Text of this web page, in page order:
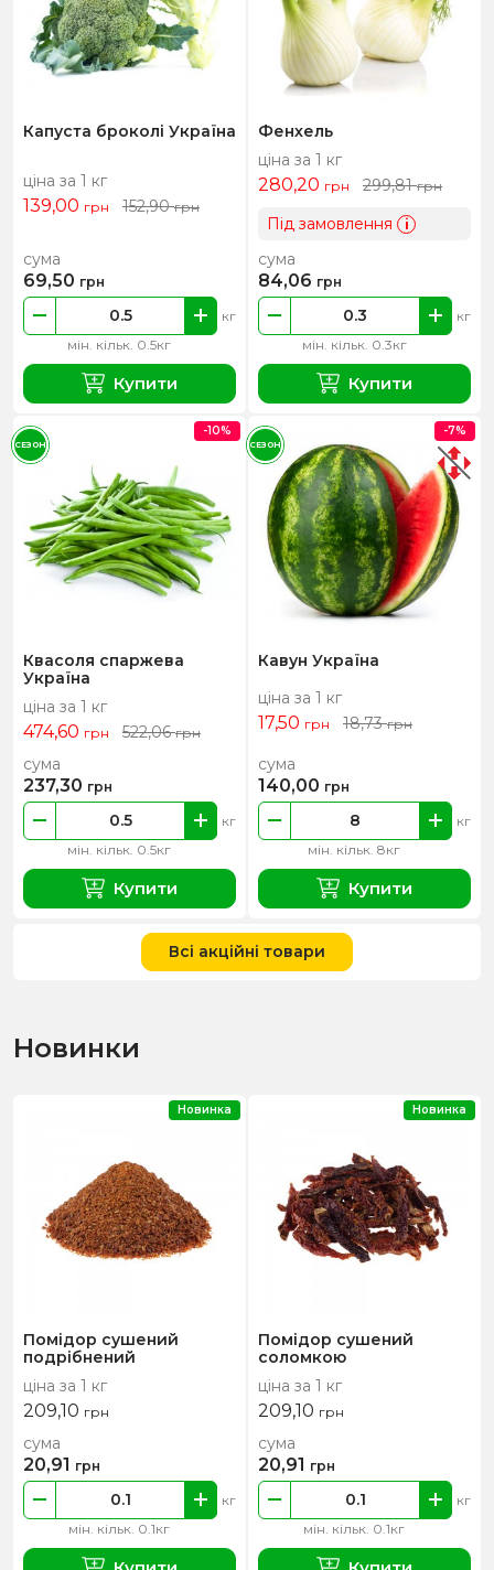
Капуста броколі Україна
ціна за 1 кг
139,00 грн 152,90грн
мін. кільк. 0.5кг
кг
сума
69,50 грн
Купити
Фенхель
ціна за 1 кг
280,20 грн 299,81грн
Під замовлення i
мін. кільк. 0.3кг
кг
сума
84,06 грн
Купити
Квасоля спаржева
Україна
ціна за 1 кг
474,60 грн 522,06грн
мін. кільк. 0.5кг
кг
сума
237,30 грн
Купити
-10%
СЕЗОН
Кавун Україна
ціна за 1 кг
17,50 грн 18,73грн
мін. кільк. 8кг
кг
сума
140,00 грн
Купити
-7%
СЕЗОН
Всі акційні товари
Новинки
Помідор сушений
подрібнений
ціна за 1 кг
209,10 грн
мін. кільк. 0.1кг
кг
сума
20,91 грн
Новинка
Помідор сушений
соломкою
ціна за 1 кг
209,10 грн
мін. кільк. 0.1кг
кг
сума
20,91 грн
Новинка